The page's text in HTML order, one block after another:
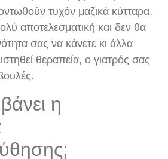
τυχόν μαζικά κύτταρα.
αποτελεσματική και δεν θα
σας να κάνετε κι άλλα
θεραπεία, ο γιατρός σας
η